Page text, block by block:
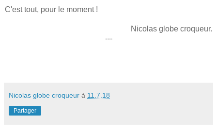
C'est tout, pour le moment !
Nicolas globe croqueur.
---
Nicolas globe croqueur à 11.7.18
Partager